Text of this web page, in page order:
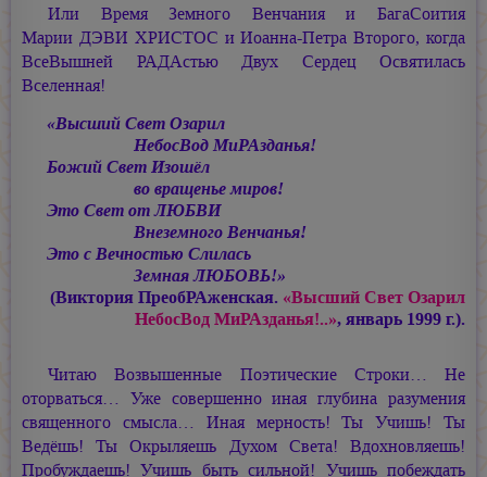
Или Время Земного Венчания и БагаСоития
Марии ДЭВИ ХРИСТОС иИоанна-Петра Второго, когда
ВсеВышней РАДАстью Двух Сердец Освятилась
Вселенная!
«Высший Свет Озарил
НебосВод МиРАзданья!
Божий Свет Изошёл
во вращенье миров!
Это Свет от ЛЮБВИ
Внеземного Венчанья!
Это с Вечностью Слилась
Земная ЛЮБОВЬ!»
(Виктория ПреобРАженская. «Высший Свет Озарил
НебосВод МиРАзданья!..», январь 1999 г.).
Читаю Возвышенные Поэтические Строки… Не
оторваться… Уже совершенно иная глубина разумения
священного смысла… Иная мерность! Ты Учишь! Ты
Ведёшь! Ты Окрыляешь Духом Света! Вдохновляешь!
Пробуждаешь! Учишь быть сильной! Учишь побеждать